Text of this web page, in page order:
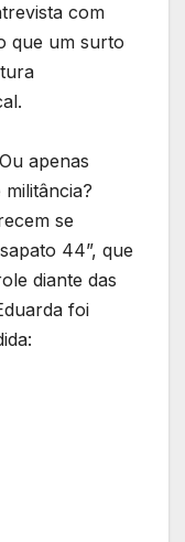
com
que um surto
apenas
se
44”, que
diante das
foi